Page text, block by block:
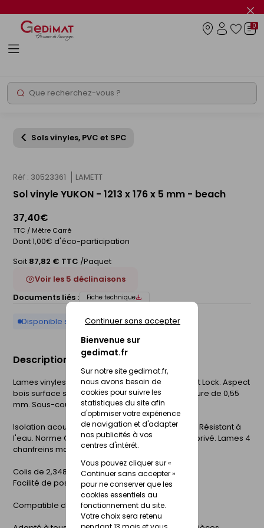
Bienvenue sur
gedimat.fr
Sur notre site gedimat.fr,
nous avons besoin de
cookies pour suivre les
statistiques du site afin
d'optimiser votre expérience
de navigation et d'adapter
nos publicités à vos
centres d'intérêt.
Vous pouvez cliquer sur «
Continuer sans accepter »
pour ne conserver que les
cookies essentiels au
fonctionnement du site.
Votre choix sera retenu
Continuer sans accepter
le
info
Rechercher
0
Sols vinyles, PVC et SPC
Réf : 30523361 LAMETT
Sol vinyle YUKON - 1213 x 176 x 5 mm - beach
37,40€
TTC / Mètre Carré
Dont 1,00€ d'éco-participation
Soit 87,82 € TTC /Paquet
Voir les 5 déclinaisons
Documents liés :
Fiche technique
Disponible sur commande
Description du produit
Lames vinyles rigides à clipser, système clic Tight Lock. Aspect
bois surface structurée synchrone. Couche d'usure de 0,55
mm. Sous-couche intégrée. 40 lames uniques.
Isolation acoustique 18Db. Classement feu Bfl-s1. Résistant à
l'eau. Norme CE 14041. Garantie 35 ans à usage privé. Lames 4
chanfreins marqués.
Colis de 2,348 m².
Facilité de pose et d'entretien.
Compatible chauffage au sol réversible.